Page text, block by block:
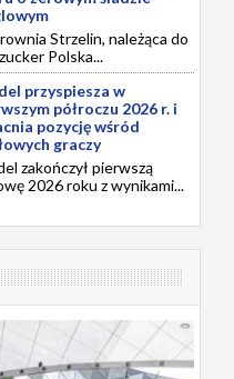
Strzelin, należąca do
Polska...
przyspiesza w
półroczu 2026 r. i
pozycję wśród
graczy
zakończył pierwszą
2026 roku z wynikami...